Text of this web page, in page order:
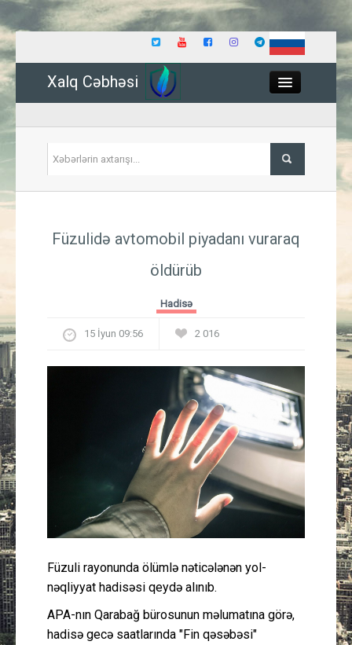
Xalq Cəbhəsi
İqtisadiyyat
Güney Azərbaycan
Mədəniyyət
Müsahibə
İdman
Gündəm
Cəmiyyət
Füzulidə avtomobil piyadanı vuraraq
öldürüb
Hadisə
15 İyun 09:56 2 016
Füzuli rayonunda ölümlə nəticələnən yol-
nəqliyyat hadisəsi qeydə alınıb.
APA-nın Qarabağ bürosunun məlumatına görə,
hadisə gecə saatlarında "Fin qəsəbəsi"